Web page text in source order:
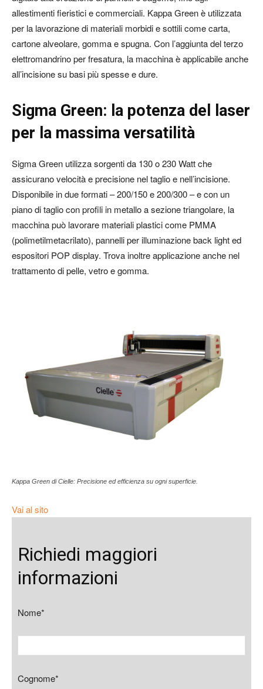
allestimenti fieristici e commerciali. Kappa Green è utilizzata
per la lavorazione di materiali morbidi e sottili come carta,
cartone alveolare, gomma e spugna. Con l’aggiunta del terzo
elettromandrino per fresatura, la macchina è applicabile anche
all’incisione su basi più spesse e dure.
Sigma Green: la potenza del laser
per la massima versatilità
Sigma Green utilizza sorgenti da 130 o 230 Watt che
assicurano velocità e precisione nel taglio e nell’incisione.
Disponibile in due formati – 200/150 e 200/300 – e con un
piano di taglio con profili in metallo a sezione triangolare, la
macchina può lavorare materiali plastici come PMMA
(polimetilmetacrilato), pannelli per illuminazione back light ed
espositori POP display. Trova inoltre applicazione anche nel
trattamento di pelle, vetro e gomma.
Kappa Green di Cielle: Precisione ed efficienza su ogni superficie.
Vai al sito
Richiedi maggiori
informazioni
Nome*
Cognome*